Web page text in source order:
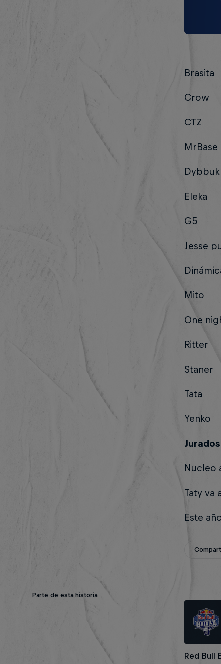
Brasita
Crow
CTZ
MrBase
Dybbuk
Eleka
G5
Jesse
Mito
One
Ritter
Staner
Tata
Yenko
Nucleo
Taty va
Este
Parte de esta historia
Red Bull